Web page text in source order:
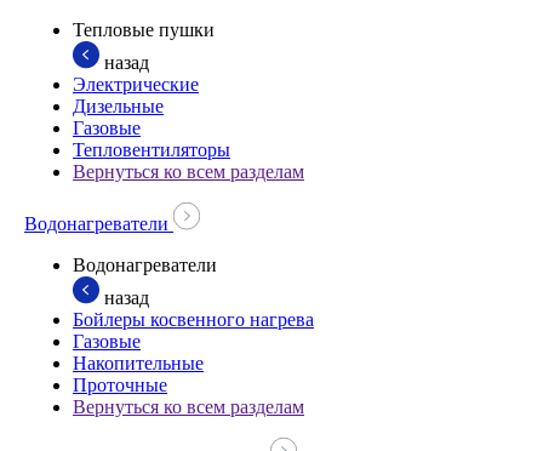
Тепловые пушки
назад
Электрические
Дизельные
Газовые
Тепловентиляторы
Вернуться ко всем разделам
Водонагреватели
Водонагреватели
назад
Бойлеры косвенного нагрева
Газовые
Накопительные
Проточные
Вернуться ко всем разделам